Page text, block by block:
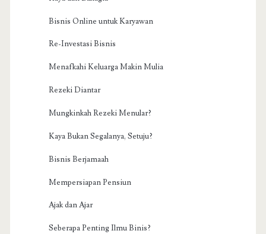
Bisnis Online untuk Karyawan
Re-Investasi Bisnis
Menafkahi Keluarga Makin Mulia
Rezeki Diantar
Mungkinkah Rezeki Menular?
Kaya Bukan Segalanya, Setuju?
Bisnis Berjamaah
Mempersiapan Pensiun
Ajak dan Ajar
Seberapa Penting Ilmu Binis?